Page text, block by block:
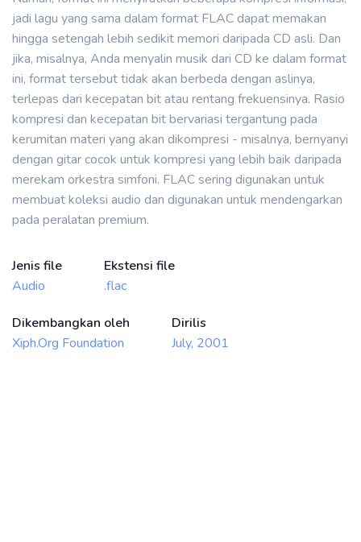
jadi lagu yang sama dalam format FLAC dapat memakan
hingga setengah lebih sedikit memori daripada CD asli. Dan
jika, misalnya, Anda menyalin musik dari CD ke dalam format
ini, format tersebut tidak akan berbeda dengan aslinya,
terlepas dari kecepatan bit atau rentang frekuensinya. Rasio
kompresi dan kecepatan bit bervariasi tergantung pada
kerumitan materi yang akan dikompresi - misalnya, bernyanyi
dengan gitar cocok untuk kompresi yang lebih baik daripada
merekam orkestra simfoni. FLAC sering digunakan untuk
membuat koleksi audio dan digunakan untuk mendengarkan
pada peralatan premium.
Jenis file
Audio
Ekstensi file
.flac
Dikembangkan oleh
Xiph.Org Foundation
Dirilis
July, 2001